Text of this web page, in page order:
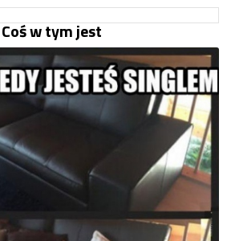
Coś w tym jest